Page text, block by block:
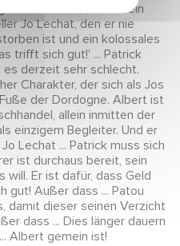
Roger
MOSCATO,
MIRANDA-
MORENO,
Laurent
DARE, Luq
Véronique
FRAIOLI,
Monette
erfahren, dass sein
Jo Lechat, den er nie
ist und ein kolossales
trifft sich gut!' ... Patrick
derzeit sehr schlecht.
Charakter, der sich als Jos
der Dordogne. Albert ist
allein inmitten der
einzigem Begleiter. Und er
Lechat ... Patrick muss sich
ist durchaus bereit, sein
will. Er ist dafür, dass Geld
gut! Außer dass ... Patou
damit dieser seinen Verzicht
dass ... Dies länger dauern
Albert gemein ist!